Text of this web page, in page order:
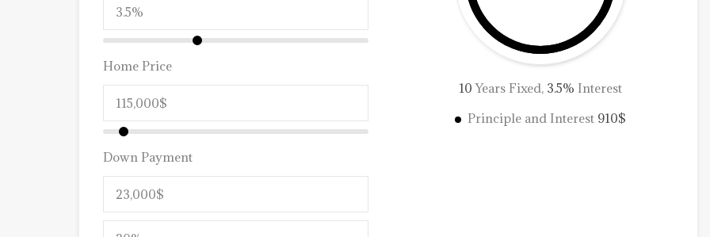
Home Price
Down Payment
10 Years Fixed, 3.5% Interest
Principle and Interest 910$